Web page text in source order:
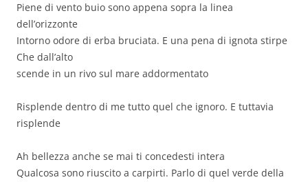
Piene di vento buio sono appena sopra la linea
dell’orizzonte
Intorno odore di erba bruciata. E una pena di ignota stirpe
Che dall’alto
scende in un rivo sul mare addormentato
Risplende dentro di me tutto quel che ignoro. E tuttavia
risplende
Ah bellezza anche se mai ti concedesti intera
Qualcosa sono riuscito a carpirti. Parlo di quel verde della